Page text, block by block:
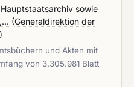
sowie
(Generaldirektion der
)
und Akten mit
von 3.305.981 Blatt